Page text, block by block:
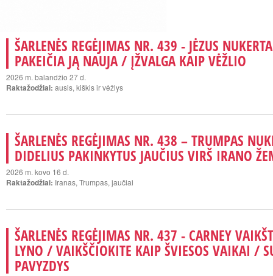
ŠARLENĖS REGĖJIMAS NR. 439 - JĖZUS
PAKEIČIA JĄ NAUJA / ĮŽVALGA KAIP VĖŽLIO
2026 m. balandžio 27 d.
Raktažodžiai: ausis, kiškis ir vėžlys
ŠARLENĖS REGĖJIMAS NR. 438 – TRUMPAS
DIDELIUS PAKINKYTUS JAUČIUS VIRŠ IRANO
2026 m. kovo 16 d.
Raktažodžiai: Iranas, Trumpas, jaučiai
ŠARLENĖS REGĖJIMAS NR. 437 - CARNEY
LYNO / VAIKŠČIOKITE KAIP ŠVIESOS VAIKAI /
PAVYZDYS